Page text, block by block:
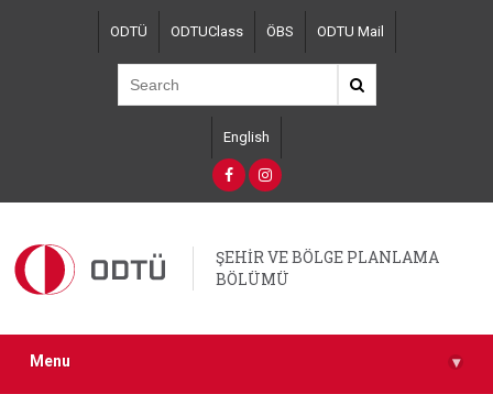
ODTÜ ODTUClass ÖBS ODTU Mail
English
ŞEHİR VE BÖLGE PLANLAMA
BÖLÜMÜ
Menu ▾